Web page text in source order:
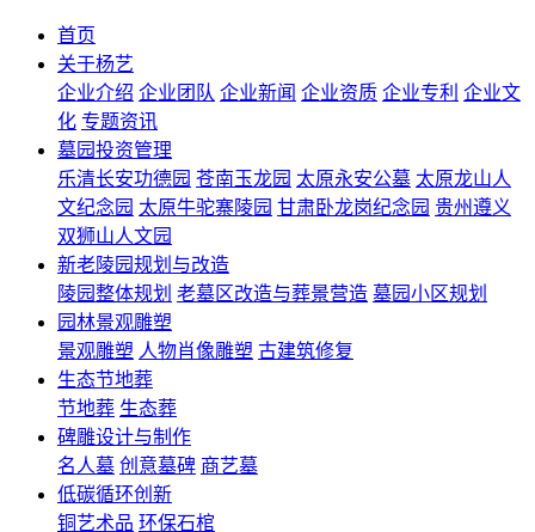
首页
关于杨艺
企业介绍 企业团队 企业新闻 企业资质 企业专利 企业文
化 专题资讯
墓园投资管理
乐清长安功德园 苍南玉龙园 太原永安公墓 太原龙山人
文纪念园 太原牛驼寨陵园 甘肃卧龙岗纪念园 贵州遵义
双狮山人文园
新老陵园规划与改造
陵园整体规划 老墓区改造与葬景营造 墓园小区规划
园林景观雕塑
景观雕塑 人物肖像雕塑 古建筑修复
生态节地葬
节地葬 生态葬
碑雕设计与制作
名人墓 创意墓碑 商艺墓
低碳循环创新
铜艺术品 环保石棺